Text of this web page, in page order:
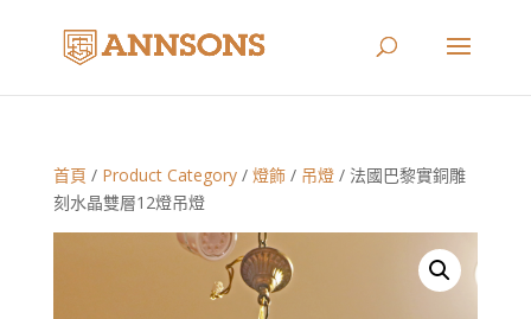
首頁 / Product Category/ 燈飾/ 吊燈/ 法國巴黎實銅雕
刻水晶雙層12燈吊燈